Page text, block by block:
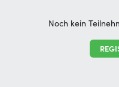
Noch kein